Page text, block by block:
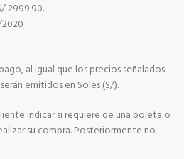
2999.90.
al igual que los precios señalados
emitidos en Soles (S/).
indicar si requiere de una boleta o
su compra. Posteriormente no